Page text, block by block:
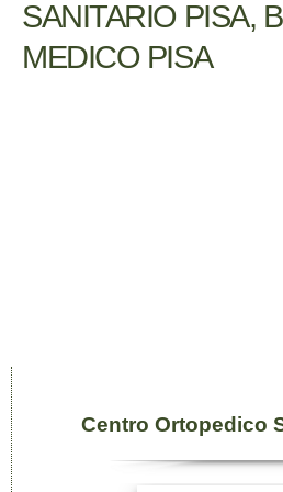
SANITARIO PISA,
MEDICO PISA
Centro Ortopedico